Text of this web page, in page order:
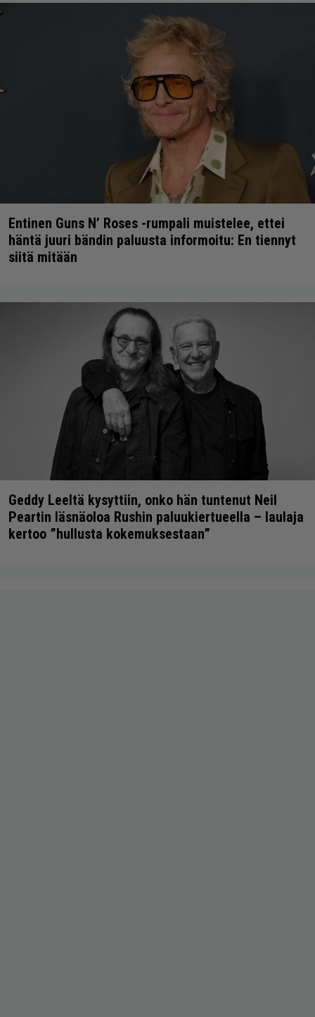
Entinen Guns N’ Roses -rumpali muistelee, ettei
häntä juuri bändin paluusta informoitu: En tiennyt
siitä mitään
Geddy Leeltä kysyttiin, onko hän tuntenut Neil
Peartin läsnäoloa Rushin paluukiertueella – laulaja
kertoo ”hullusta kokemuksestaan”